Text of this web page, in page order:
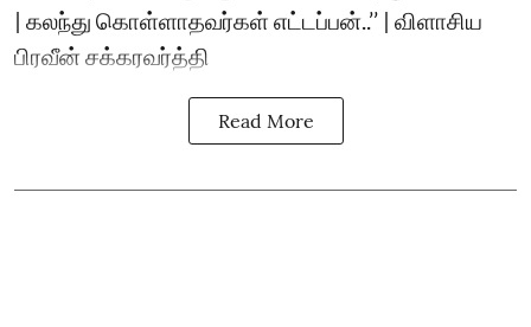
| கலந்து கொள்ளாதவர்கள் எட்டப்பன்..’’ | விளாசிய
பிரவீன் சக்கரவர்த்தி
Read More